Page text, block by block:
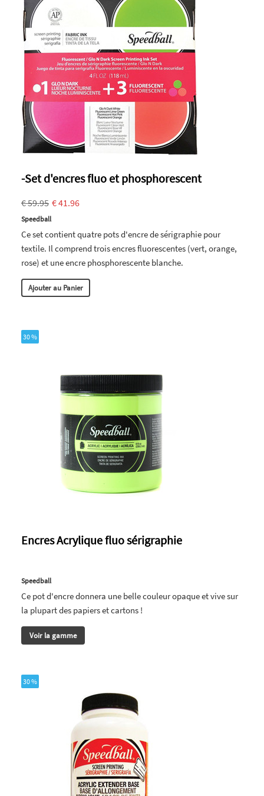
-Set d'encres fluo et phosphorescent
€ 59.95 € 41.96
Speedball
Ce set contient quatre pots d'encre de sérigraphie pour
textile. Il comprend trois encres fluorescentes (vert, orange,
rose) et une encre phosphorescente blanche.
Ajouter au Panier
30 %
Encres Acrylique fluo sérigraphie
Speedball
Ce pot d'encre donnera une belle couleur opaque et vive sur
la plupart des papiers et cartons !
Voir la gamme
30 %